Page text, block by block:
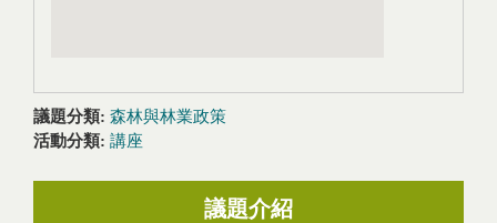
議題分類: 森林與林業政策
活動分類: 講座
議題介紹